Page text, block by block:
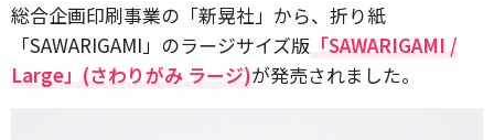
総合企画印刷事業の「新晃社」から、折り紙
「SAWARIGAMI」のラージサイズ版 「SAWARIGAMI /
Large」(さわりがみ ラージ)が発売されました。